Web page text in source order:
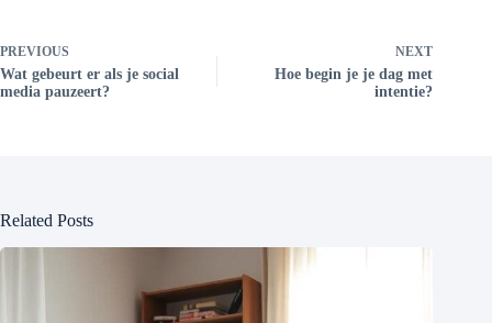
PREVIOUS
Wat gebeurt er als je social
media pauzeert?
NEXT
Hoe begin je je dag met
intentie?
Related Posts